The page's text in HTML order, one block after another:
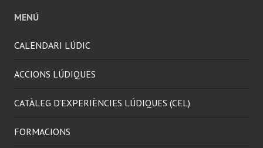
MENÚ
CALENDARI LÚDIC
ACCIONS LÚDIQUES
CATÀLEG D’EXPERIÈNCIES LÚDIQUES (CEL)
FORMACIONS